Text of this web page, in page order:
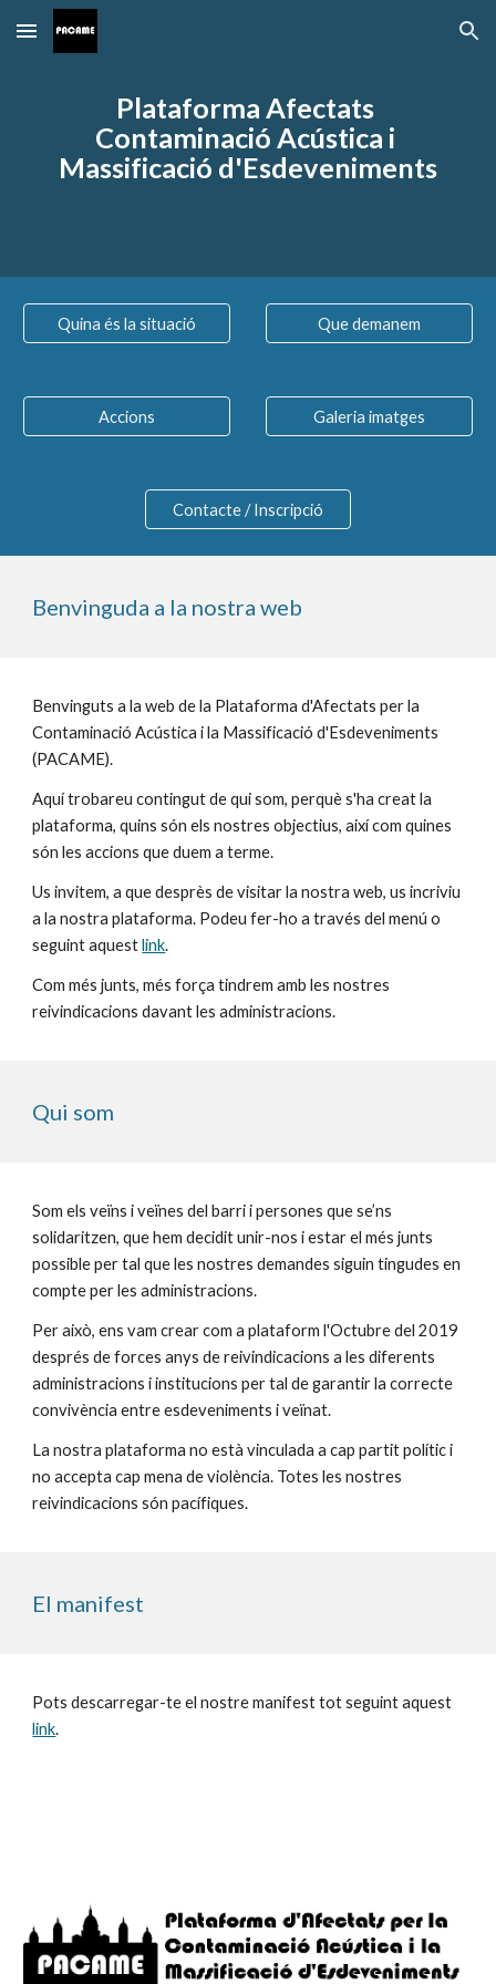
Skip to main content Skip to navigation
Plataforma Afectats
Contaminació Acústica i
Massificació d'Esdeveniments
Quina és la situació Que demanem
Accions Galeria imatges
Contacte / Inscripció
Benvinguda a la nostra web
Benvinguts a la web de la Plataforma d'Afectats per la
Contaminació Acústica i la Massificació d'Esdeveniments
(PACAME).
Aquí trobareu contingut de qui som, perquè s'ha creat la
plataforma, quins són els nostres objectius, així com quines
són les accions que duem a terme.
Us invitem, a que desprès de visitar la nostra web, us incriviu
a la nostra plataforma. Podeu fer-ho a través del menú o
seguint aquest link.
Com més junts, més força tindrem amb les nostres
reivindicacions davant les administracions.
Qui som
Som els veïns i veïnes del barri i persones que se’ns
solidaritzen, que hem decidit unir-nos i estar el més junts
possible per tal que les nostres demandes siguin tingudes en
compte per les administracions.
Per això, ens vam crear com a plataform l'Octubre del 2019
després de forces anys de reivindicacions a les diferents
administracions i institucions per tal de garantir la correcte
convivència entre esdeveniments i veïnat.
La nostra plataforma no està vinculada a cap partit polític i
no accepta cap mena de violència. Totes les nostres
reivindicacions són pacífiques.
El manifest
link.